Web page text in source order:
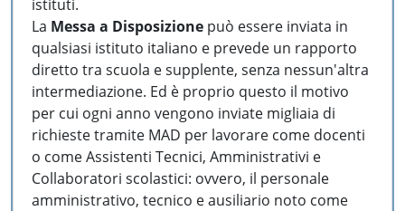
istituti.
La Messa a Disposizione può essere inviata in
qualsiasi istituto italiano e prevede un rapporto
diretto tra scuola e supplente, senza nessun'altra
intermediazione. Ed è proprio questo il motivo
per cui ogni anno vengono inviate migliaia di
richieste tramite MAD per lavorare come docenti
o come Assistenti Tecnici, Amministrativi e
Collaboratori scolastici: ovvero, il personale
amministrativo, tecnico e ausiliario noto come